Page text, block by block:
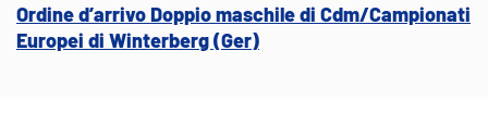
Ordine d’arrivo Doppio maschile di Cdm/Campionati
Europei di Winterberg (Ger)